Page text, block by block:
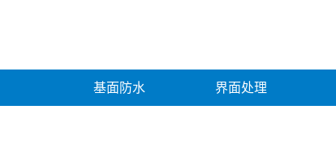
基面防水 界面处理